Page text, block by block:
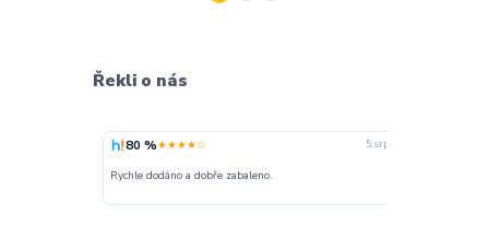
Řekli o nás
80 %★★★★☆ 5. srpna
Rychle dodáno a dobře zabaleno.